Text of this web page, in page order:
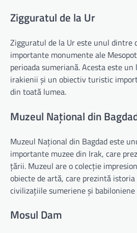
Zigguratul de la Ur
Zigguratul de la Ur este unul dintre
importante monumente ale
perioada sumeriană. Acesta este
irakienii și un obiectiv turistic
din toată lumea.
Muzeul Național din
Muzeul Național din Bagdad este
importante muzee din Irak, care
țării. Muzeul are o colecție
obiecte de artă, care prezintă
civilizațiile sumeriene și
Mosul Dam